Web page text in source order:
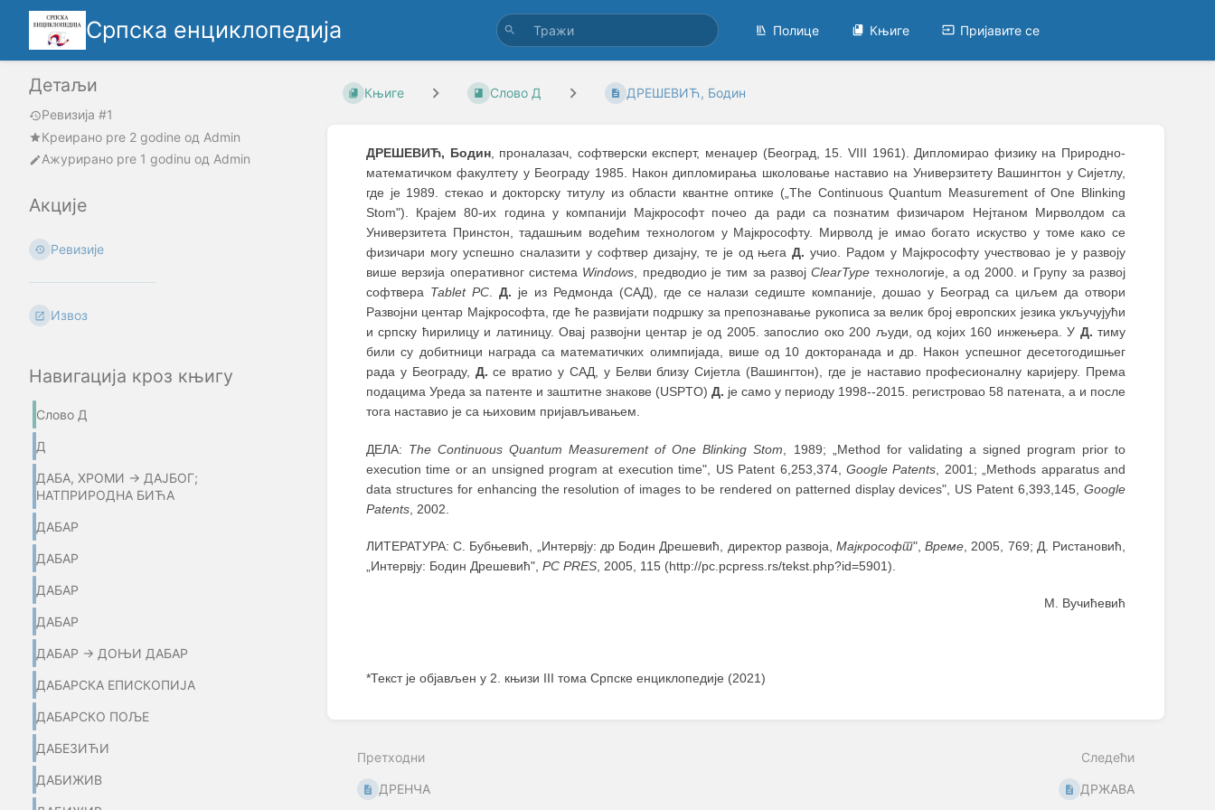
Српска енциклопедија Полице Књиге Пријавите се
Детаљи
Ревизија #1
Креирано pre 2 godine oд Admin
Ажурирано pre 1 godinu од Admin
Акције
Ревизије
Извоз
Навигација кроз књигу
Слово Д
Д
ДАБА, ХРОМИ → ДАЈБОГ;
НАТПРИРОДНА БИЋА
ДАБАР
ДАБАР
ДАБАР
ДАБАР
ДАБАР → ДОЊИ ДАБАР
ДАБАРСКА ЕПИСКОПИЈА
ДАБАРСКО ПОЉЕ
ДАБЕЗИЋИ
ДАБИЖИВ
Књиге Слово Д ДРЕШЕВИЋ, Бодин
ДРЕШЕВИЋ, Бодин, проналазач, софтверски експерт, менаџер (Београд, 15. VIII 1961). Дипломирао физику на Природно-
математичком факултету у Београду 1985. Након дипломирања школовање наставио на Универзитету Вашингтон у Сијетлу,
где је 1989. стекао и докторску титулу из области квантне оптике („The Continuous Quantum Measurement of One Blinking
Stom"). Крајем 80-их година у компанији Мајкрософт почео да ради са познатим физичарoм Нејтаном Мирволдом са
Универзитета Принстон, тадашњим водећим технологом у Мајкрософту. Мирволд је имао богато искуство у томе како се
физичари могу успешно сналазити у софтвер дизајну, те је од његаД. учио. Радом у Мајкрософту учествовао је у развоју
више верзија оперативног система Windows, предводио је тим за развојClearType технологије, а од 2000. и Групу за развој
софтвера Tablet PC. Д. је из Редмонда (САД), где се налази седиште компаније, дошао у Београд са циљем да отвори
Развојни центар Мајкрософта, где ће развијати подршку за препознавање рукописа за велик број европских језика укључујући
и српску ћирилицу и латиницу. Овај развојни центар је од 2005. запослио око 200 људи, од којих 160 инжењера. У Д. тиму
били су добитници награда са математичких олимпијада, више од 10 докторанада и др. Након успешног десетогодишњег
рада у Београду, Д. се вратио у САД, у Белви близу Сијетла (Вашингтон), где је наставио професионалну каријеру. Према
подацима Уреда за патенте и заштитне знакове (USPTO) Д. је само у периоду 1998--2015. регистровао 58 патената, а и после
тога наставио је са њиховим пријављивањем.
ДЕЛА: The Continuous Quantum Measurement of One Blinking Stom , 1989; „Method for validating a signed program prior to
execution time or an unsigned program at execution time", US Patent 6,253,374, Google Patents , 2001; „Methods apparatus and
data structures for enhancing the resolution of images to be rendered on patterned display devices", US Patent 6,393,145, Google
Patents , 2002.
ЛИТЕРАТУРА: С. Бубњевић, „Интервју: др Бодин Дрешевић, директор развоја, Мајкрософт",Време , 2005, 769; Д. Ристановић,
„Интервју: Бодин Дрешевић", PC PRES , 2005, 115 (http://pc.pcpress.rs/tekst.php?id=5901).
М. Вучићeвић
*Текст је објављен у 2. књизи III тома Српске енциклопедије (2021)
mode
Претходни
ДРЕНЧА
Следећи
ДРЖАВА